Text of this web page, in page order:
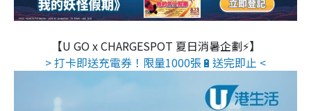
【U GO x CHARGESPOT 夏日消暑企劃⚡】
> 打卡即送充電券！限量1000張🔋送完即止 <